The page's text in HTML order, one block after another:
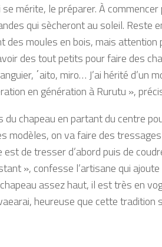
mérite, le préparer. À
qui sècheront au soleil. Reste
moules en bois, mais
des tout petits pour faire des
΄aito, miro… J’ai hérité d’un
en génération à Rurutu »,
chapeau en partant du centre
modèles, on va faire des
de tresser d’abord puis de
», confesse l’artisane qui
assez haut, il est très en
heureuse que cette